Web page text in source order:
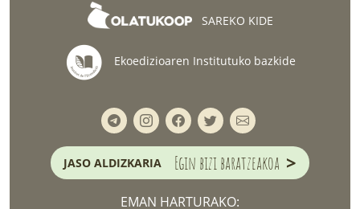
SAREKO KIDE
Ekoedizioaren Institutuko bazkide
JASO ALDIZKARIA Egin bizi baratzeakoa >
EMAN HARTURAKO: